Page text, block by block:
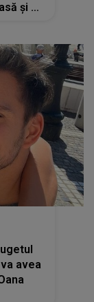
și să
avea